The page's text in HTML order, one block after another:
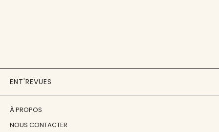
ENT'REVUES
À PROPOS
NOUS CONTACTER